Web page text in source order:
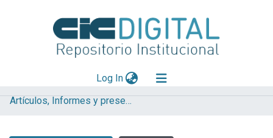
Log In(current)
Explorar
Artículos, Informes y presentaciones en Congresos (UNLP)